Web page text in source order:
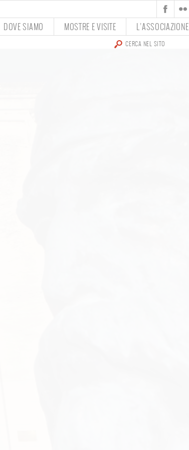
DOVE SIAMO MOSTRE E VISITE L’ASSOCIAZIONE